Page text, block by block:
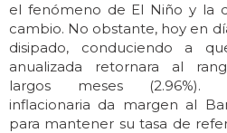
el fenómeno de El Niño y la
cambio. No obstante, hoy en
disipado, conduciendo a
anualizada retornara al
largos meses
inflacionaria da margen al
para mantener su tasa de